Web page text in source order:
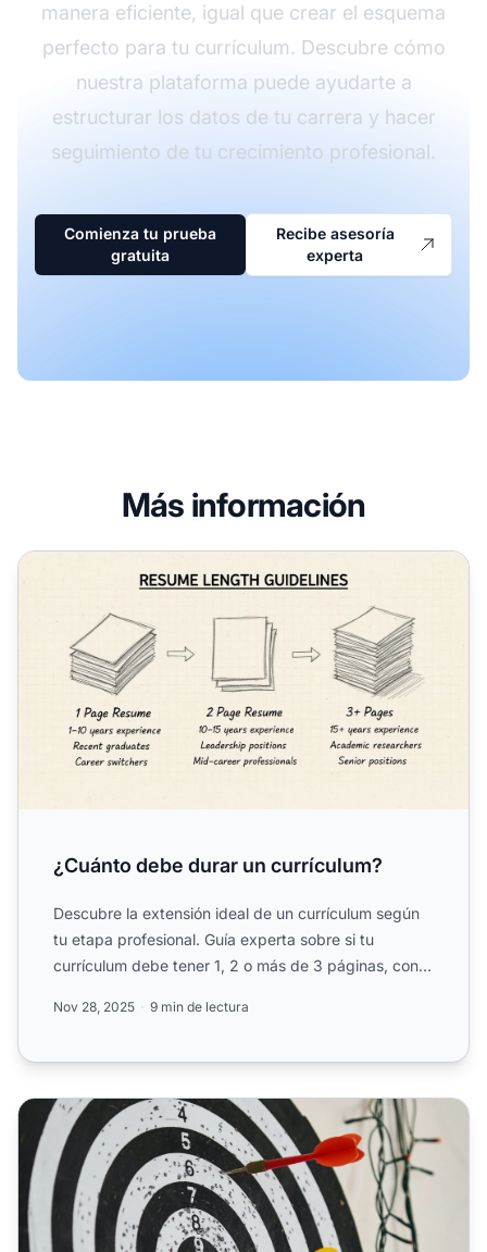
manera eficiente, igual que crear el esquema
perfecto para tu currículum. Descubre cómo
nuestra plataforma puede ayudarte a
estructurar los datos de tu carrera y hacer
seguimiento de tu crecimiento profesional.
Comienza tu prueba
gratuita
Recibe asesoría
experta
Más información
¿Cuánto debe durar un currículum?
¿Cuánto debe durar un currículum?
Descubre la extensión ideal de un currículum según
tu etapa profesional. Guía experta sobre si tu
currículum debe tener 1, 2 o más de 3 páginas, con
Nov 28, 2025 9 min de lectura
7 consejos para conseguir trabajo en la industria del